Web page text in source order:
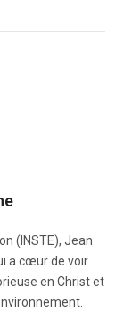
(INSTE), Jean
a cœur de voir
en Christ et